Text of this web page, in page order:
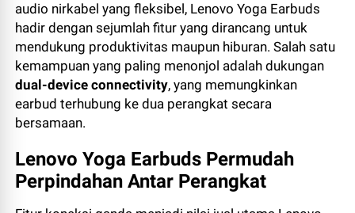
audio nirkabel yang fleksibel, Lenovo Yoga Earbuds
hadir dengan sejumlah fitur yang dirancang untuk
mendukung produktivitas maupun hiburan. Salah satu
kemampuan yang paling menonjol adalah dukungan
dual-device connectivity, yang memungkinkan
earbud terhubung ke dua perangkat secara
bersamaan.
Lenovo Yoga Earbuds Permudah
Perpindahan Antar Perangkat